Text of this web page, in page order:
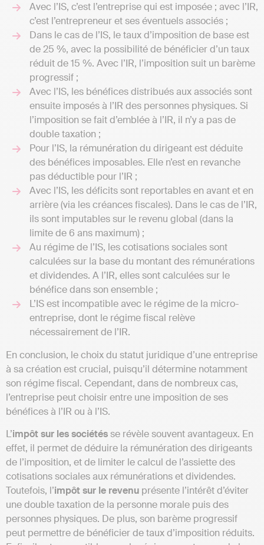
Avec l’IS, c’est l’entreprise qui est imposée ; avec l’IR,
c’est l’entrepreneur et ses éventuels associés ;
Dans le cas de l’IS, le taux d’imposition de base est
de 25 %, avec la possibilité de bénéficier d’un taux
réduit de 15 %. Avec l’IR, l’imposition suit un barème
progressif ;
Avec l’IS, les bénéfices distribués aux associés sont
ensuite imposés à l’IR des personnes physiques. Si
l’imposition se fait d’emblée à l’IR, il n’y a pas de
double taxation ;
Pour l’IS, la rémunération du dirigeant est déduite
des bénéfices imposables. Elle n’est en revanche
pas déductible pour l’IR ;
Avec l’IS, les déficits sont reportables en avant et en
arrière (via les créances fiscales). Dans le cas de l’IR,
ils sont imputables sur le revenu global (dans la
limite de 6 ans maximum) ;
Au régime de l’IS, les cotisations sociales sont
calculées sur la base du montant des rémunérations
et dividendes. A l’IR, elles sont calculées sur le
bénéfice dans son ensemble ;
L’IS est incompatible avec le régime de la micro-
entreprise, dont le régime fiscal relève
nécessairement de l’IR.
En conclusion, le choix du statut juridique d’une entreprise
à sa création est crucial, puisqu’il détermine notamment
son régime fiscal. Cependant, dans de nombreux cas,
l’entreprise peut choisir entre une imposition de ses
bénéfices à l’IR ou à l’IS.
L’impôt sur les sociétésse révèle souvent avantageux. En
effet, il permet de déduire la rémunération des dirigeants
de l’imposition, et de limiter le calcul de l’assiette des
cotisations sociales aux rémunérations et dividendes.
Toutefois, l’impôt sur le revenu présente l’intérêt d’éviter
une double taxation de la personne morale puis des
personnes physiques. De plus, son barème progressif
peut permettre de bénéficier de taux d’imposition réduits.